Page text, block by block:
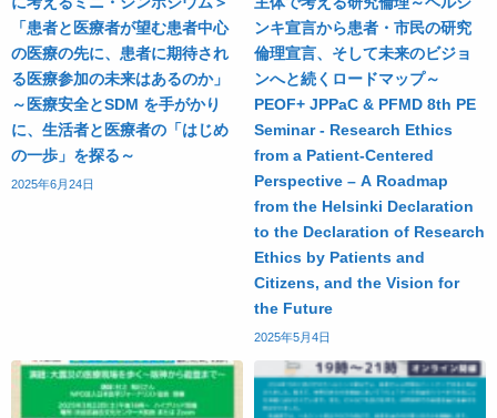
「患者と医療者が望む患者中心
の医療の先に、患者に期待され
る医療参加の未来はあるのか」
～医療安全とSDM を手がかり
に、生活者と医療者の「はじめ
の一歩」を探る～
2025年6月24日
ンキ宣言から患者・市民の研究
倫理宣言、そして未来のビジョ
ンへと続くロードマップ～
PEOF+ JPPaC & PFMD 8th PE
Seminar - Research Ethics
from a Patient-Centered
Perspective – A Roadmap
from the Helsinki Declaration
to the Declaration of Research
Ethics by Patients and
Citizens, and the Vision for
the Future
2025年5月4日